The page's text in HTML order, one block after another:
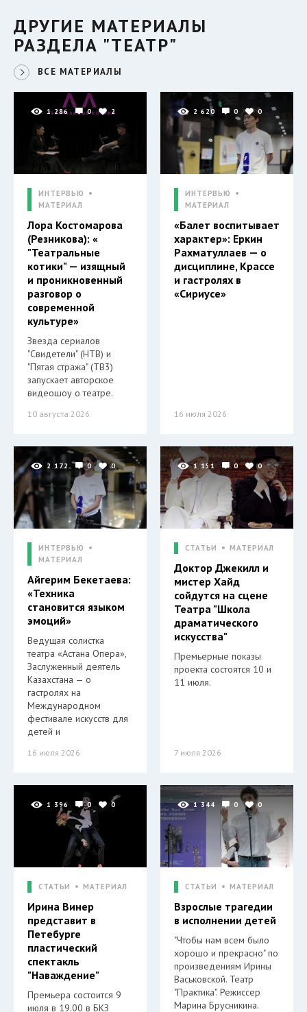
ДРУГИЕ МАТЕРИАЛЫ
РАЗДЕЛА "ТЕАТР"
ВСЕ МАТЕРИАЛЫ
1 286 0 2
ИНТЕРВЬЮ
МАТЕРИАЛ
Лора Костомарова
(Резникова): «
"Театральные
котики" — изящный
и проникновенный
разговор о
современной
культуре»
Звезда сериалов
"Свидетели" (НТВ) и
"Пятая стража" (ТВ3)
запускает авторское
видеошоу о театре.
10 августа 2026
2 620 0 0
ИНТЕРВЬЮ
МАТЕРИАЛ
«Балет воспитывает
характер»: Еркин
Рахматуллаев — о
дисциплине, Крассе
и гастролях в
«Сириусе»
16 июля 2026
2 172 0 0
ИНТЕРВЬЮ
МАТЕРИАЛ
Айгерим Бекетаева:
«Техника
становится языком
эмоций»
Ведущая солистка
театра «Астана Опера»,
Заслуженный деятель
Казахстана — о
гастролях на
Международном
фестивале искусств для
детей и
16 июля 2026
1 151 0 0
СТАТЬИ МАТЕРИАЛ
Доктор Джекилл и
мистер Хайд
сойдутся на сцене
Театра "Школа
драматического
искусства"
Премьерные показы
проекта состоятся 10 и
11 июля.
7 июля 2026
1 396 0 0
СТАТЬИ МАТЕРИАЛ
Ирина Винер
представит в
Петебурге
пластический
спектакль
"Наваждение"
Премьера состоится 9
июля в 19.00 в БКЗ
1 344 0 0
СТАТЬИ МАТЕРИАЛ
Взрослые трагедии
в исполнении детей
"Чтобы нам всем было
хорошо и прекрасно" по
произведениям Ирины
Васьковской. Театр
"Практика". Режиссер
Марина Брусникина.